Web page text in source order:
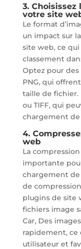
3.
votre site
Le format
un impact sur
site web, ce
classement
Optez pour des
PNG, qui
taille de fichier.
ou TIFF, qui
chargement
4.
web
La
importante
chargement de
de
plugins de site
fichiers image
Car, Des
rapidement, ce
utilisateur et